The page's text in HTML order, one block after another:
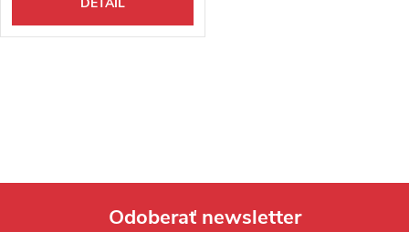
Odoberať newsletter